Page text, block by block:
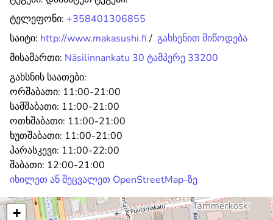
ტელეფონი: +358401306855
საიტი: http://www.makasushi.fi/ გახსენით მიწოდება
მისამართი: Näsilinnankatu 30 ტამპერე 33200
გახსნის საათები:
ორშაბათი: 11:00-21:00
სამშაბათი: 11:00-21:00
ოთხშაბათი: 11:00-21:00
ხუთშაბათი: 11:00-21:00
პარასკევი: 11:00-22:00
შაბათი: 12:00-21:00
იხილეთ ან შეცვალეთ OpenStreetMap-ზე
+